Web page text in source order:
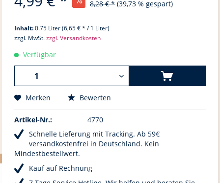
8,28 € * (39,73 % gespart)
Inhalt:0.75 Liter (6,65 € * / 1 Liter)
zzgl. MwSt.zzgl. Versandkosten
Verfügbar
Merken Bewerten
Artikel-Nr.:
4770
Schnelle Lieferung mit Tracking. Ab 59€
versandkostenfrei in Deutschland. Kein
Mindestbestellwert.
Kauf auf Rechnung